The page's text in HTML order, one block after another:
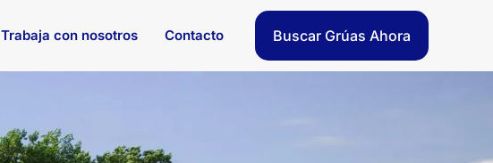
Trabaja con nosotros Contacto Buscar Grúas Ahora